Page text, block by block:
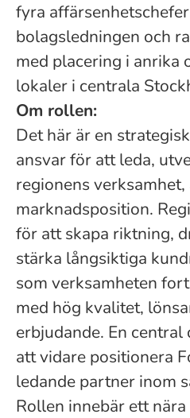
fyra
bolagsledningen och
med placering i anrika
lokaler i centrala
Om rollen:
Det här är en
ansvar för att leda,
regionens
marknadsposition.
för att skapa riktning,
stärka långsiktiga
som verksamheten
med hög kvalitet,
erbjudande. En
att vidare positionera
ledande partner inom
Rollen innebär ett